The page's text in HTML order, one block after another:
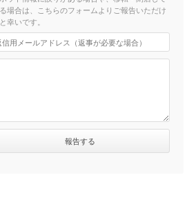
場合は、こちらのフォームよりご報告いただけ
幸いです。